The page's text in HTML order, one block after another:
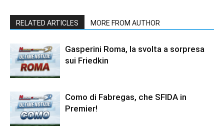
RELATED ARTICLES MORE FROM AUTHOR
Gasperini Roma, la svolta a sorpresa
sui Friedkin
Como di Fabregas, che SFIDA in
Premier!